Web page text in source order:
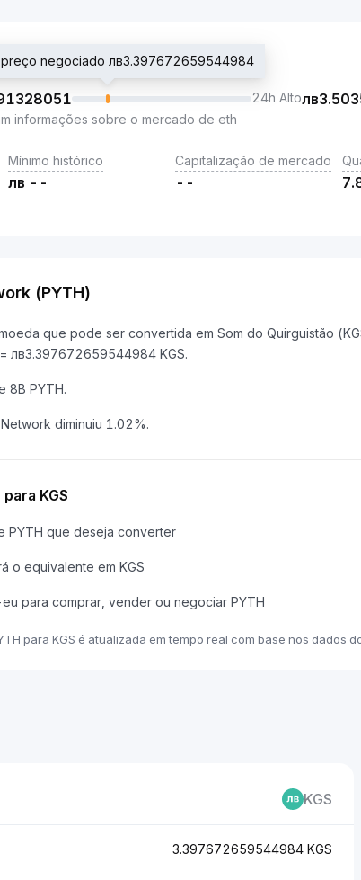
preço negociado лв3.397672659544984
24h Altoлв
informações sobre o mercado de eth
Mínimo histórico
лв --
Capitalização de mercado
--
(PYTH)
que pode ser convertida em Som do Quirguistão
лв3.397672659544984 KGS.
8B PYTH.
diminuiu 1.02%.
KGS
PYTH que deseja converter
o equivalente em KGS
para comprar, vender ou negociar PYTH
para KGS é atualizada em tempo real com base nos dados
KGS
3.397672659544984 KGS